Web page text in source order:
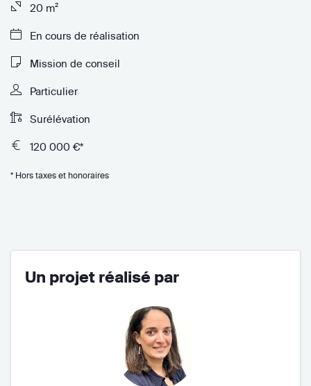
20 m²
En cours de réalisation
Mission de conseil
Particulier
Surélévation
120 000 €*
* Hors taxes et honoraires
Un projet réalisé par